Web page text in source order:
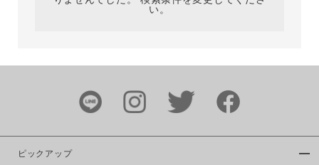
ブランド
い。
ピックアップ